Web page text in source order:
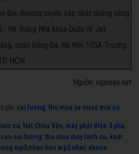
đại, thường xuyên cập nhật những công
Hệ thống Nha khoa Quốc tế Jet
quận Đống Đa, Hà Nội; 105A Trương
HCM.
Nguồn: ngoisao.net
phí: cai luong, thu mua xe nuoc mia cu,
cu, Hát Chầu Văn, máy phát điện 3 pha,
cai luong, thu mua may lanh cu, kem
mp3,nhac han mp3,nhac dance